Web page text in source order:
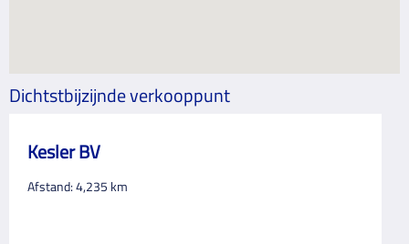
Dichtstbijzijnde verkooppunt
Kesler BV
Afstand:4,235 km